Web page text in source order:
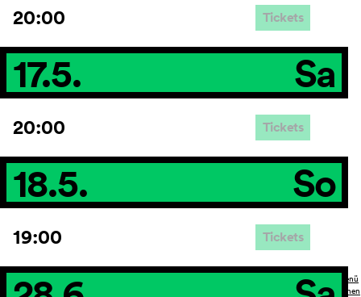
20:00 Tickets
17.5. Sa
20:00 Tickets
18.5. So
19:00 Tickets